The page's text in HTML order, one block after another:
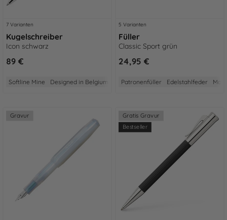
7 Varianten
Kugelschreiber
Icon schwarz
89 €
Softline Mine Designed in Belgium 2 Jahre Garantie
5 Varianten
Füller
Classic Sport grün
24,95 €
Patronenfüller Edelstahlfeder
Gravur Gratis Gravur
Bestseller